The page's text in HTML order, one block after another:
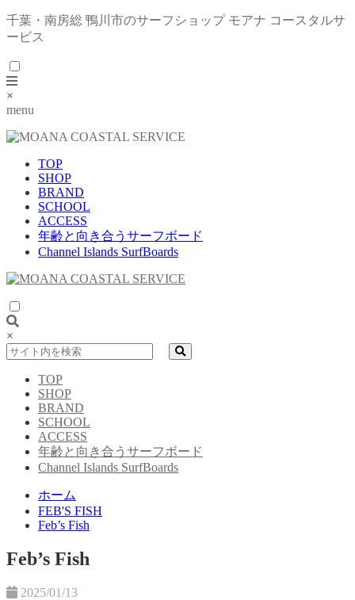
千葉・南房総 鴨川市のサーフショップ モアナ コースタルサ
ービス
×
menu
TOP
SHOP
BRAND
SCHOOL
ACCESS
年齢と向き合うサーフボード
Channel Islands SurfBoards
×
TOP
SHOP
BRAND
SCHOOL
ACCESS
年齢と向き合うサーフボード
Channel Islands SurfBoards
ホーム
FEB'S FISH
Feb’s Fish
Feb’s Fish
2025/01/13